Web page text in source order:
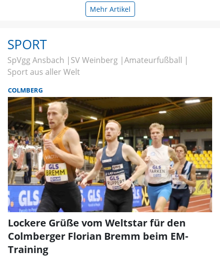
Mehr Artikel
SPORT
SpVgg Ansbach SV Weinberg Amateurfußball
Sport aus aller Welt
COLMBERG
Lockere Grüße vom Weltstar für den
Colmberger Florian Bremm beim EM-
Training